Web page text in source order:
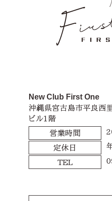
New Club First One
沖縄県宮古島市平良西
ビル1階
営業時間
定休日
TEL